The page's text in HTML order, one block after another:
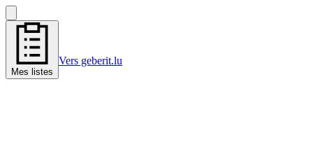
Mes listes
Vers geberit.lu